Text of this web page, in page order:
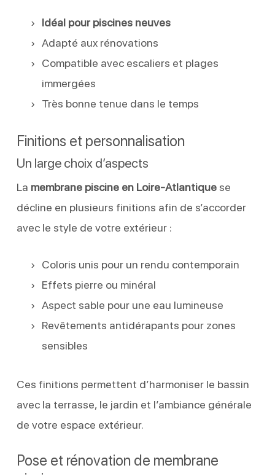
Idéal pour piscines neuves
Adapté aux rénovations
Compatible avec escaliers et plages
immergées
Très bonne tenue dans le temps
Finitions et personnalisation
Un large choix d’aspects
La membrane piscine en Loire-Atlantiquese
décline en plusieurs finitions afin de s’accorder
avec le style de votre extérieur :
Coloris unis pour un rendu contemporain
Effets pierre ou minéral
Aspect sable pour une eau lumineuse
Revêtements antidérapants pour zones
sensibles
Ces finitions permettent d’harmoniser le bassin
avec la terrasse, le jardin et l’ambiance générale
de votre espace extérieur.
Pose et rénovation de membrane